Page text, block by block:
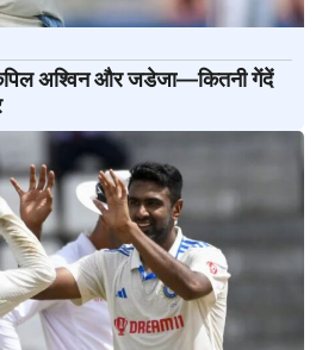
अश्विन और जडेजा—कितनी गेंदें